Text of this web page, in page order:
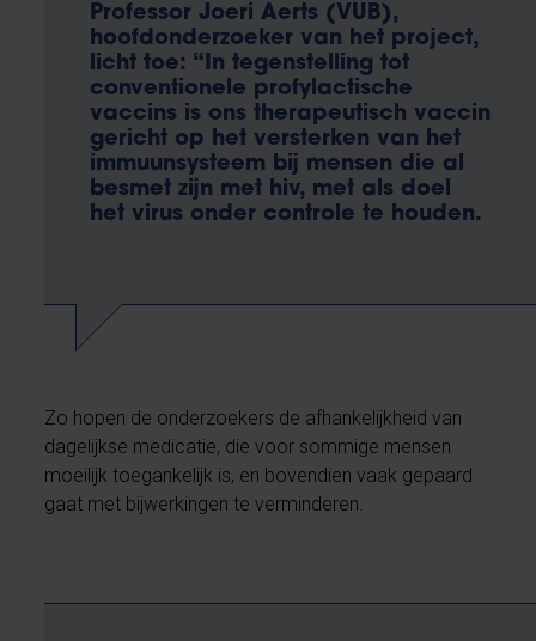
Professor Joeri Aerts (VUB),
hoofdonderzoeker van het project,
licht toe: “In tegenstelling tot
conventionele profylactische
vaccins is ons therapeutisch vaccin
gericht op het versterken van het
immuunsysteem bij mensen die al
besmet zijn met hiv, met als doel
het virus onder controle te houden.
Zo hopen de onderzoekers de afhankelijkheid van
dagelijkse medicatie, die voor sommige mensen
moeilijk toegankelijk is, en bovendien vaak gepaard
gaat met bijwerkingen te verminderen.